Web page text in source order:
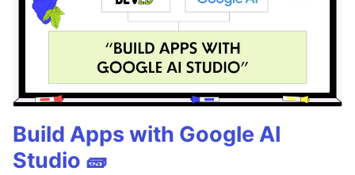
Build Apps with Google AI
Studio 🧱